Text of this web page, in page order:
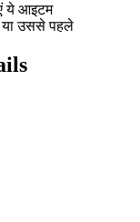
ये आइटम
या उससे पहले